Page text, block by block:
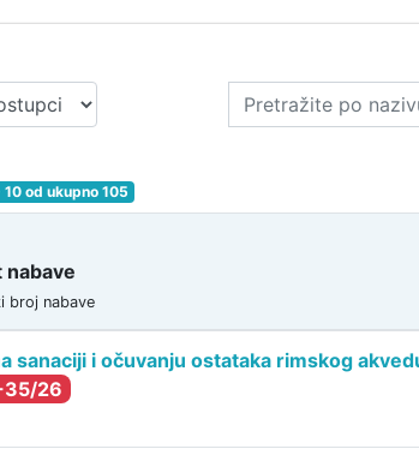
od ukupno 105
nabave
broj nabave
sanaciji i očuvanju ostataka rimskog
35/26